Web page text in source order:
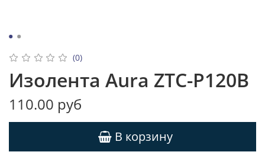
(0)
Изолента Aura ZTC-P120B
110.00 руб
В корзину